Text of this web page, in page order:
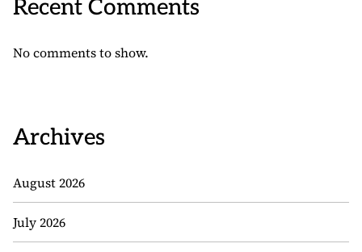
Recent Comments
No comments to show.
Archives
August 2026
July 2026